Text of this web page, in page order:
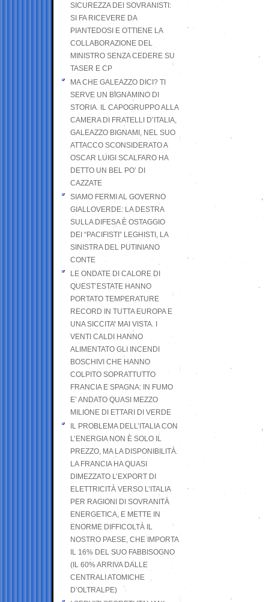
SICUREZZA DEI SOVRANISTI:
SI FA RICEVERE DA
PIANTEDOSI E OTTIENE LA
COLLABORAZIONE DEL
MINISTRO SENZA CEDERE SU
TASER E CP
MA CHE GALEAZZO DICI? TI
SERVE UN BIGNAMINO DI
STORIA. IL CAPOGRUPPO ALLA
CAMERA DI FRATELLI D’ITALIA,
GALEAZZO BIGNAMI, NEL SUO
ATTACCO SCONSIDERATO A
OSCAR LUIGI SCALFARO HA
DETTO UN BEL PO’ DI
CAZZATE
SIAMO FERMI AL GOVERNO
GIALLOVERDE: LA DESTRA
SULLA DIFESA È OSTAGGIO
DEI “PACIFISTI” LEGHISTI, LA
SINISTRA DEL PUTINIANO
CONTE
LE ONDATE DI CALORE DI
QUEST’ESTATE HANNO
PORTATO TEMPERATURE
RECORD IN TUTTA EUROPA E
UNA SICCITA’ MAI VISTA. I
VENTI CALDI HANNO
ALIMENTATO GLI INCENDI
BOSCHIVI CHE HANNO
COLPITO SOPRATTUTTO
FRANCIA E SPAGNA: IN FUMO
E’ ANDATO QUASI MEZZO
MILIONE DI ETTARI DI VERDE
IL PROBLEMA DELL’ITALIA CON
L’ENERGIA NON È SOLO IL
PREZZO, MA LA DISPONIBILITÀ.
LA FRANCIA HA QUASI
DIMEZZATO L’EXPORT DI
ELETTRICITÀ VERSO L’ITALIA
PER RAGIONI DI SOVRANITÀ
ENERGETICA, E METTE IN
ENORME DIFFICOLTÀ IL
NOSTRO PAESE, CHE IMPORTA
IL 16% DEL SUO FABBISOGNO
(IL 60% ARRIVA DALLE
CENTRALI ATOMICHE
D’OLTRALPE)